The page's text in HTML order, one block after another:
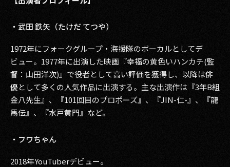
・武田 鉄矢（たけだ てつや）
1972年にフォークグループ・海援隊のボーカルとしてデ
ビュー。1977年に出演した映画『幸福の黄色いハンカチ(監
督：山田洋次)』で役者として高い評価を獲得し、以降は俳
優として多くの人気作品に出演する。主な出演作は『3年B組
金八先生』、『101回目のプロポーズ』、『JIN-仁-』、『龍
馬伝』、『水戸黄門』など。
・フワちゃん
2018年YouTuberデビュー。